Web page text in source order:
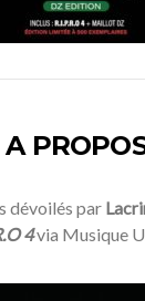
A
dévoilés par
4via Musique